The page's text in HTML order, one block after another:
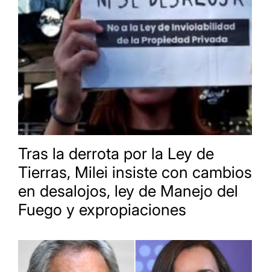
Tras la derrota por la Ley de
Tierras, Milei insiste con cambios
en desalojos, ley de Manejo del
Fuego y expropiaciones